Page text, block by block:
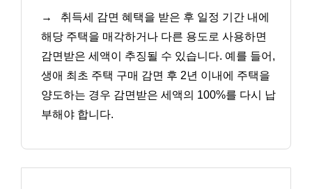
→
취득세 감면 혜택을 받은 후 일정 기간 내에
해당 주택을 매각하거나 다른 용도로 사용하면
감면받은 세액이 추징될 수 있습니다. 예를 들어,
생애 최초 주택 구매 감면 후 2년 이내에 주택을
양도하는 경우 감면받은 세액의 100%를 다시 납
부해야 합니다.